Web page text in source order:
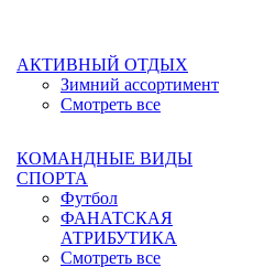
АКТИВНЫЙ ОТДЫХ
Зимний ассортимент
Смотреть все
КОМАНДНЫЕ ВИДЫ
СПОРТА
Футбол
ФАНАТСКАЯ
АТРИБУТИКА
Смотреть все